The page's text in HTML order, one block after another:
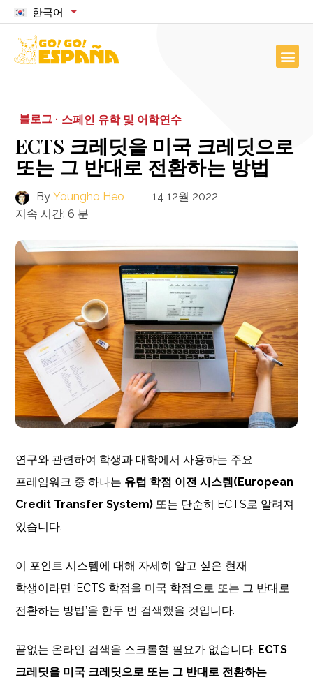
한국어
블로그 · 스페인 유학 및 어학연수
ECTS 크레딧을 미국 크레딧으로
또는 그 반대로 전환하는 방법
By Youngho Heo
14 12월 2022
지속 시간: 6 분
연구와 관련하여 학생과 대학에서 사용하는 주요
프레임워크 중 하나는 유럽 학점 이전 시스템(European
Credit Transfer System) 또는 단순히 ECTS로 알려져
있습니다.
이 포인트 시스템에 대해 자세히 알고 싶은 현재
학생이라면 ‘ECTS 학점을 미국 학점으로 또는 그 반대로
전환하는 방법’을 한두 번 검색했을 것입니다.
끝없는 온라인 검색을 스크롤할 필요가 없습니다. ECTS
크레딧을 미국 크레딧으로 또는 그 반대로 전환하는